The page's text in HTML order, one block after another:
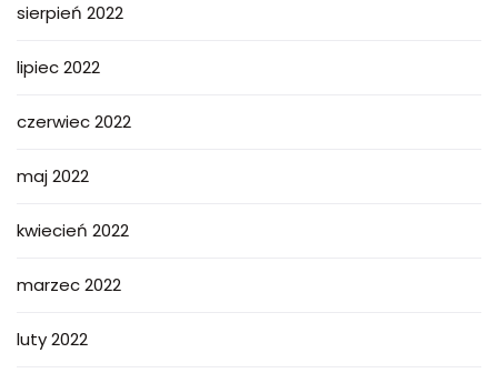
sierpień 2022
lipiec 2022
czerwiec 2022
maj 2022
kwiecień 2022
marzec 2022
luty 2022